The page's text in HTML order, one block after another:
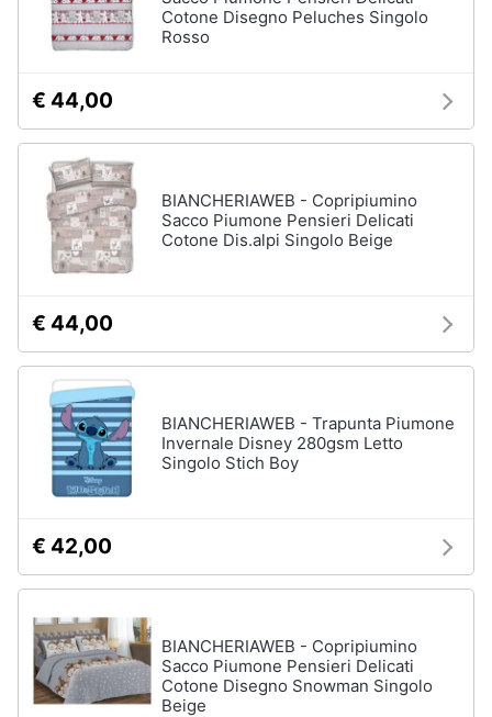
Cotone Disegno Peluches Singolo
Rosso
€ 44,00
BIANCHERIAWEB - Copripiumino
Sacco Piumone Pensieri Delicati
Cotone Dis.alpi Singolo Beige
€ 44,00
BIANCHERIAWEB - Trapunta Piumone
Invernale Disney 280gsm Letto
Singolo Stich Boy
€ 42,00
BIANCHERIAWEB - Copripiumino
Sacco Piumone Pensieri Delicati
Cotone Disegno Snowman Singolo
Beige